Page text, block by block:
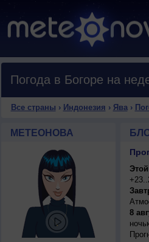
Погода в Богоре на
Все страны › Индонезия › Ява›
МЕТЕОНОВА
8